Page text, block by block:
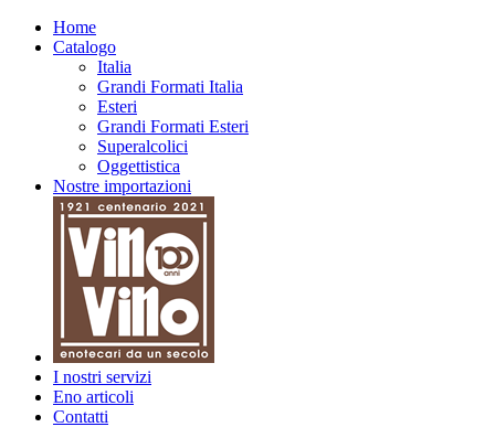
Home
Catalogo
Italia
Grandi Formati Italia
Esteri
Grandi Formati Esteri
Superalcolici
Oggettistica
Nostre importazioni
I nostri servizi
Eno articoli
Contatti